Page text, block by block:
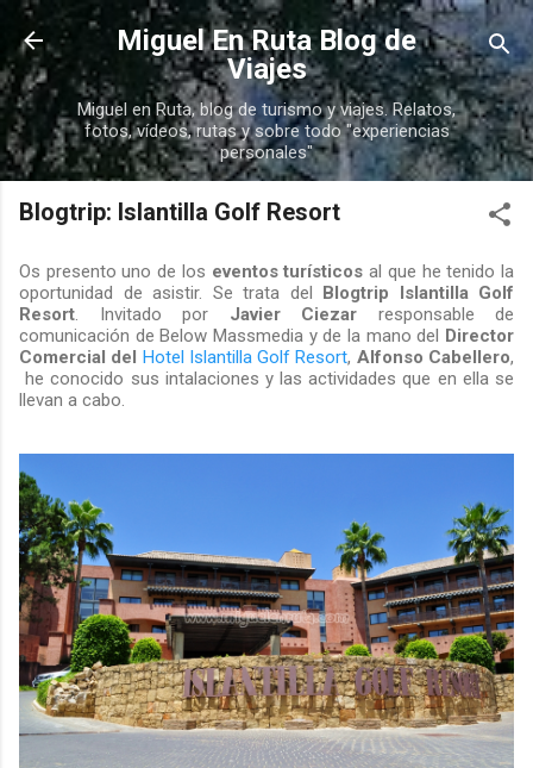
Ir al contenido principal
Miguel En Ruta Blog de
Viajes
Miguel en Ruta, blog de turismo y viajes. Relatos,
fotos, vídeos, rutas y sobre todo "experiencias
personales"
Blogtrip: Islantilla Golf Resort
Os presento uno de los eventos turísticos al que he tenido la
oportunidad de asistir. Se trata del Blogtrip Islantilla Golf
Resort . Invitado por Javier Ciezar responsable de
comunicación de Below Massmedia y de la mano del Director
Comercial del Hotel Islantilla Golf Resort, Alfonso Cabellero,
he conocido sus intalaciones y las actividades que en ella se
llevan a cabo.